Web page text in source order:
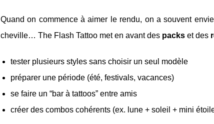
Quand on commence à aimer le rendu, on a souvent
cheville… The Flash Tattoo met en avant des packs et des
tester plusieurs styles sans choisir un seul modèle
préparer une période (été, festivals, vacances)
se faire un “bar à tattoos” entre amis
créer des combos cohérents (ex. lune + soleil + mini